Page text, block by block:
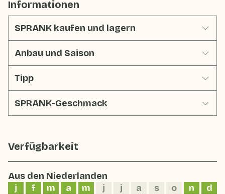
Informationen
SPRANK kaufen und lagern
Anbau und Saison
Tipp
SPRANK-Geschmack
Verfügbarkeit
Aus den Niederlanden
j
f m a m j j a s o n d